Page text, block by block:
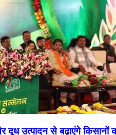
दूध उत्पादन से बढ़ाएंगे